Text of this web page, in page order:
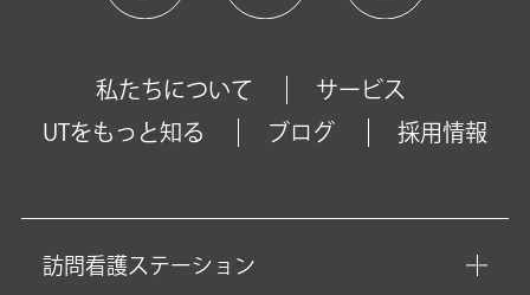
私たちについて
サービス
UTをもっと知る
ブログ 採用情報
訪問看護ステーション